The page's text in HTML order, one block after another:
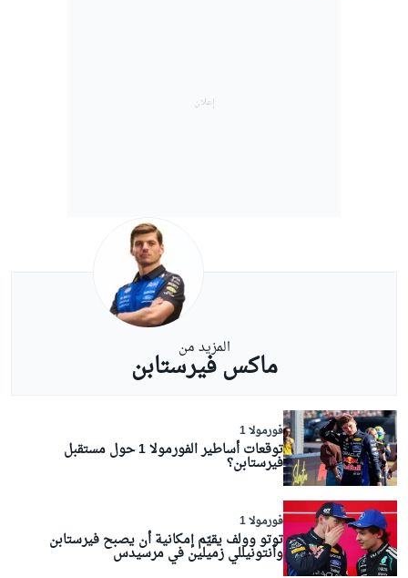
المزيد من
ماكس فيرستابن
فورمولا 1
توقعات أساطير الفورمولا 1 حول مستقبل
فيرستابن؟
فورمولا 1
توتو وولف يقيّم إمكانية أن يصبح فيرستابن
وأنتونيللي زميلين في مرسيدس